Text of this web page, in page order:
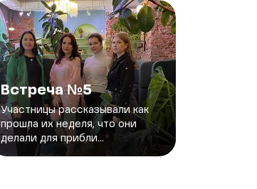
Встреча №5
Участницы рассказывали как
прошла их неделя, что они
делали для прибли...